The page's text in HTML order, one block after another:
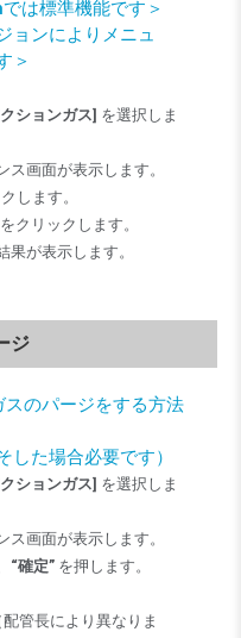
は標準機能です＞
ョンによりメニュ
＞
ションガス] を選択しま
ス画面が表示します。
します。
をクリックします。
が表示します。
ジ
のパージをする方法
した場合必要です）
ションガス] を選択しま
ス画面が表示します。
“確定” を押します。
管長により異なりま